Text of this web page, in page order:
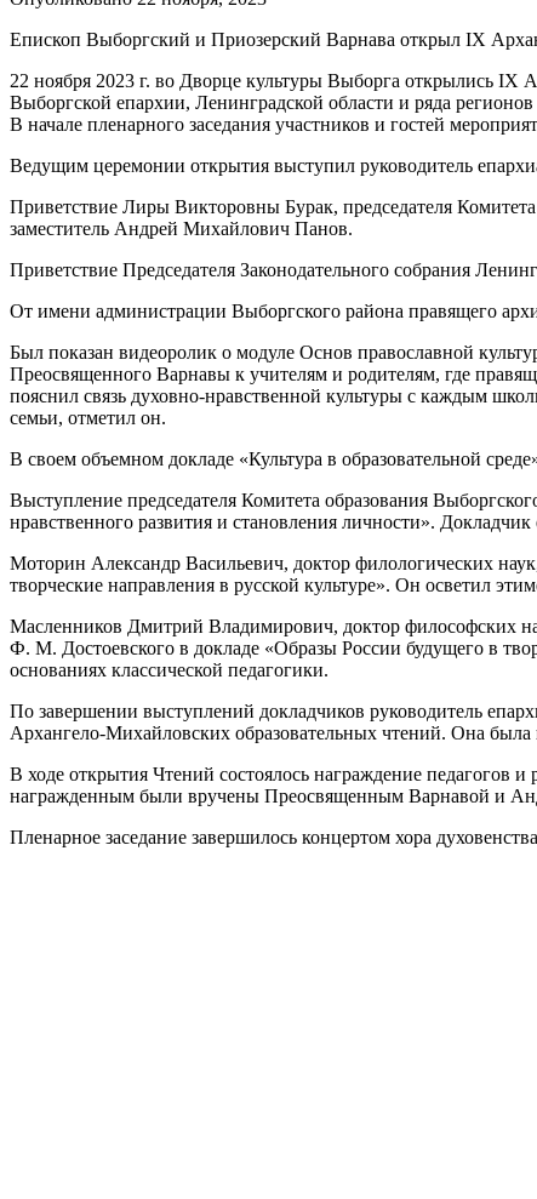
Епископ Выборгский и Приозерский Варнава открыл IX
22 ноября 2023 г. во Дворце культуры Выборга открылись IX
Выборгской епархии, Ленинградской области и ряда
В начале пленарного заседания участников и гостей
Ведущим церемонии открытия выступил руководитель
Приветствие Лиры Викторовны Бурак, председателя
заместитель Андрей Михайлович Панов.
Приветствие Председателя Законодательного собрания
От имени администрации Выборгского района правящего
Был показан видеоролик о модуле Основ православной
Преосвященного Варнавы к учителям и родителям, где
пояснил связь духовно-нравственной культуры с каждым
семьи, отметил он.
В своем объемном докладе «Культура в образовательной
Выступление председателя Комитета образования
нравственного развития и становления личности».
Моторин Александр Васильевич, доктор филологических
творческие направления в русской культуре». Он осветил
Масленников Дмитрий Владимирович, доктор философских
Ф. М. Достоевского в докладе «Образы России будущего в
основаниях классической педагогики.
По завершении выступлений докладчиков руководитель
Архангело-Михайловских образовательных чтений. Она была
В ходе открытия Чтений состоялось награждение
награжденным были вручены Преосвященным Варнавой и
Пленарное заседание завершилось концертом хора